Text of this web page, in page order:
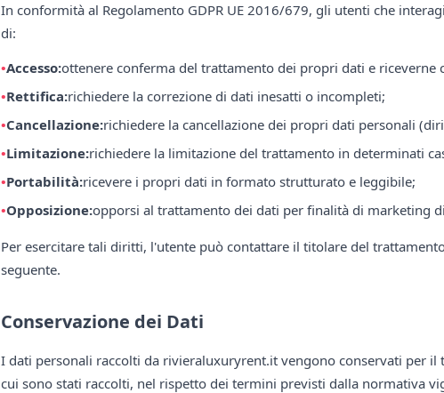
In conformità al Regolamento GDPR UE 2016/679, gli utenti che
di:
Accesso:ottenere conferma del trattamento dei propri dati e riceverne
Rettifica:richiedere la correzione di dati inesatti o incompleti;
Cancellazione:richiedere la cancellazione dei propri dati personali
Limitazione:richiedere la limitazione del trattamento in determinati
Portabilità:ricevere i propri dati in formato strutturato e leggibile;
Opposizione:opporsi al trattamento dei dati per finalità di marketing
Per esercitare tali diritti, l'utente può contattare il titolare del
seguente.
Conservazione dei Dati
I dati personali raccolti da rivieraluxuryrent.it vengono conservati per
cui sono stati raccolti, nel rispetto dei termini previsti dalla normativa